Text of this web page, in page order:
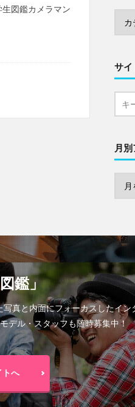
図鑑カメラマン
サイ
月
鑑」
真と内面にフォーカスしたイ
デル・スタッフも随時募集中！
トへ